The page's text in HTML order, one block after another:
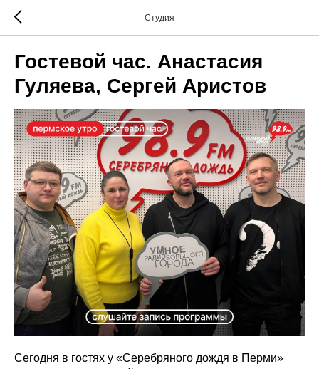
Студия
Гостевой час. Анастасия
Гуляева, Сергей Аристов
Сегодня в гостях у «Серебряного дождя в Перми»